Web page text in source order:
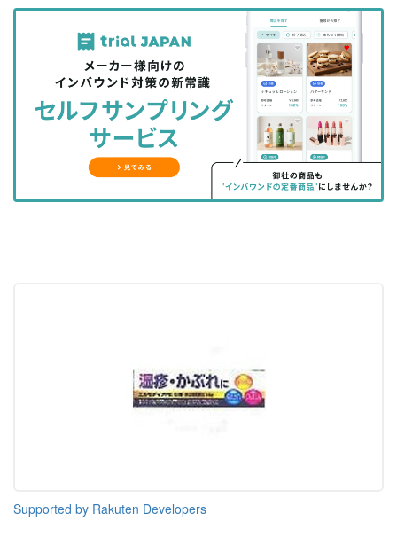
記
を
シ
ェ
る
記
事
を
シ
ェ
ア
す
る
な
ッ
ク
マ
に
記
事
を
購
読
す
る
マ
ガ
登
録
す
る
Supported by Rakuten Developers